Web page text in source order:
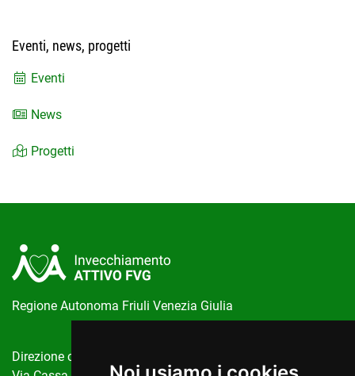
Eventi, news, progetti
Eventi
News
Progetti
Regione Autonoma Friuli Venezia Giulia
Direzione centrale salute, politiche sociali e disabilità